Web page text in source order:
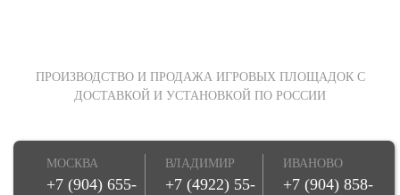
ПРОИЗВОДСТВО И ПРОДАЖА ИГРОВЫХ ПЛОЩАДОК С
ДОСТАВКОЙ И УСТАНОВКОЙ ПО РОССИИ
МОСКВА
+7 (904) 655-
ВЛАДИМИР
+7 (4922) 55-
ИВАНОВО
+7 (904) 858-